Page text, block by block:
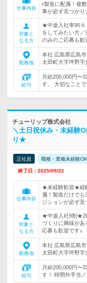
仕事内容
r製造に配属！複
事が必ず見つか
対象と
なる方
★中途入社率95％
をしてみたい方
のみのご応募も歓
勤務地
本社 広島県広島
太田町大字坪野字
給与
月給200,000円〜
す。 大切なこと
チューリップ株式会社
＼土日祝休み・未経験
り★
正社員 職種・業種未経験OK
終了日：2025/09/22
仕事内容
★未経験歓迎★経
属！製造だけで
ジションが必ず
対象と
なる方
★中途入社9割
づくりに興味があ
応募も歓迎です♪
勤務地
本社 広島県広島
太田町大字坪野字
給与
月給200,000円〜
す！ 時間外手当